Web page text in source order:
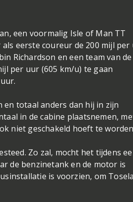
een voormalig Isle of Man TT
eerste coureur de 200 mijl per
Richardson en een team van de
per uur (605 km/u) te gaan
en totaal anders dan hij in zijn
in de cabine plaatsnemen,
niet geschakeld hoeft te
Zo zal, mocht het tijdens
de benzinetank en de motor is
is voorzien, om